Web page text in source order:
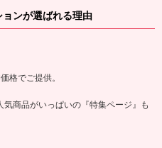
ョンが選ばれる理由
格でご提供。
商品がいっぱいの『特集ページ』も